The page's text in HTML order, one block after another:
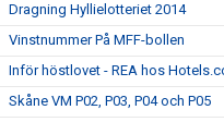
Dragning Hyllielotteriet 2014
Vinstnummer På MFF-bollen
Inför höstlovet - REA hos
Skåne VM P02, P03, P04 och P05